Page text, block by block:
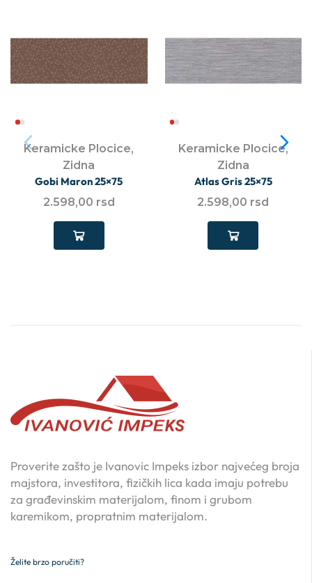
Keramicke Plocice,
Zidna
Gobi Maron 25×75
2.598,00 rsd
Keramicke Plocice,
Zidna
Atlas Gris 25×75
2.598,00 rsd
Proverite zašto je Ivanovic Impeks izbor najvećeg broja
majstora, investitora, fizičkih lica kada imaju potrebu
za građevinskim materijalom, finom i grubom
karemikom, propratnim materijalom.
Želite brzo poručiti?